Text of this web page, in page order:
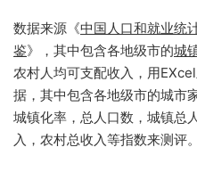
数据来源《中国人口和就业统
鉴》，其中包含各地级市的城
农村人均可支配收入，用
据，其中包含各地级市的城市
城镇化率，总人口数，城镇总
入，农村总收入等指数来测评。